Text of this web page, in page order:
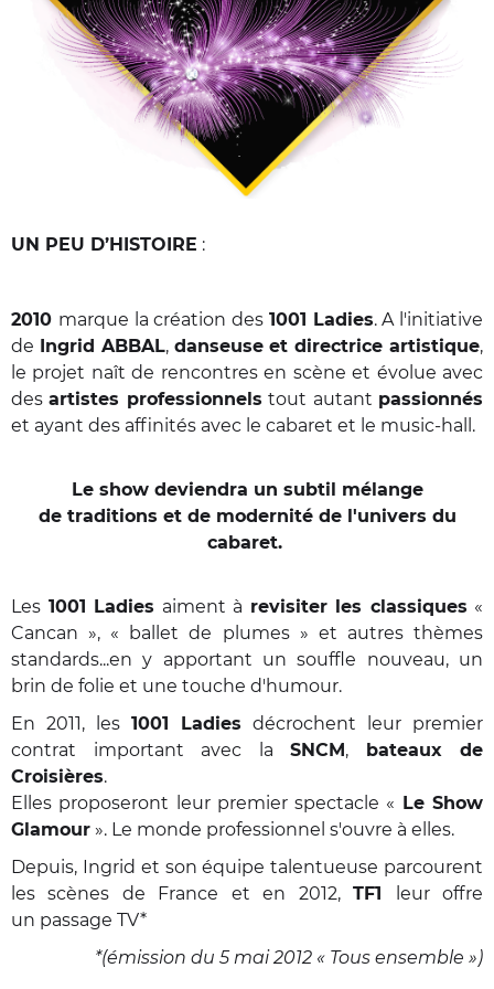
UN PEU D’HISTOIRE :
2010 marque la création des 1001 Ladies. A l'initiative
de Ingrid ABBAL, danseuse et directrice artistique,
le projet naît de rencontres en scène et évolue avec
desartistes professionnels tout autant passionnés
et ayant des affinités avec le cabaret et le music-hall.
Le show deviendra un subtil mélange
de traditions et de modernité de l'univers du
cabaret.
Les 1001 Ladies aiment à revisiter les classiques «
Cancan », « ballet de plumes » et autres thèmes
standards...en y apportant un souffle nouveau, un
brin de folie et une touche d'humour.
En 2011, les 1001 Ladies décrochent leur premier
contrat important avec la SNCM, bateaux de
Croisières.
Elles proposeront leur premier spectacle « Le Show
Glamour ». Le monde professionnel s'ouvre à elles.
Depuis, Ingrid et son équipe talentueuse parcourent
les scènes de France et en 2012,TF1
leur offre
un passage TV*
*(émission du 5 mai 2012 « Tous ensemble »)